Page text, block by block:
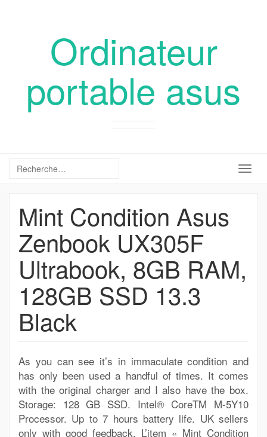
Ordinateur
portable asus
Mint Condition Asus
Zenbook UX305F
Ultrabook, 8GB RAM,
128GB SSD 13.3
Black
As you can see it’s in immaculate condition and
has only been used a handful of times. It comes
with the original charger and I also have the box.
Storage: 128 GB SSD. Intel® CoreTM M-5Y10
Processor. Up to 7 hours battery life. UK sellers
only with good feedback. L’item « Mint Condition